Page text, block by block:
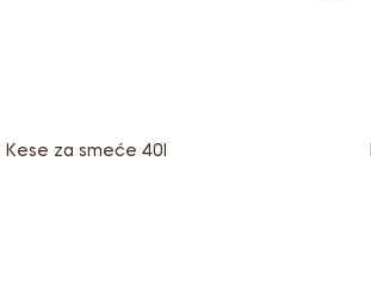
Kese za smeće 40l